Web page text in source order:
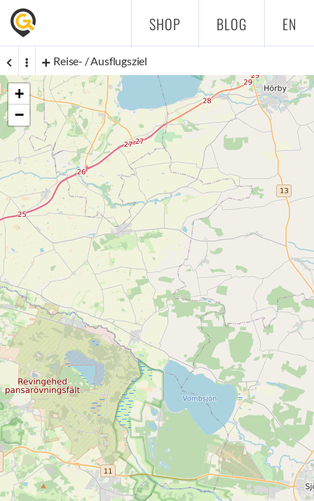
SHOP BLOG EN
Reise- / Ausflugsziel
+
−